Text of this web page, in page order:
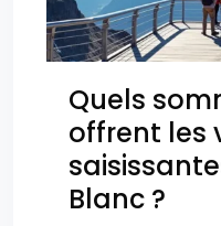
Quels
offrent les
Blanc ?